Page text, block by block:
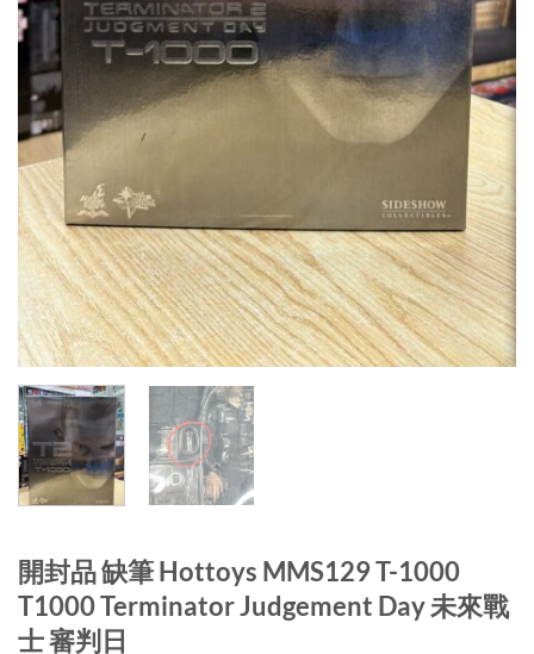
開封品 缺筆 Hottoys MMS129 T-1000
T1000 Terminator Judgement Day 未來戰
士 審判日